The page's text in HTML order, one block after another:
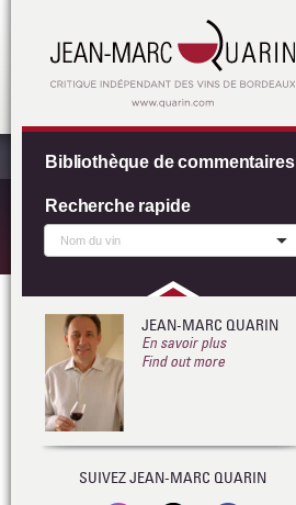
Bibliothèque de commentaires
Recherche rapide
JEAN-MARC QUARIN
En savoir plus
Find out more
SUIVEZ JEAN-MARC QUARIN